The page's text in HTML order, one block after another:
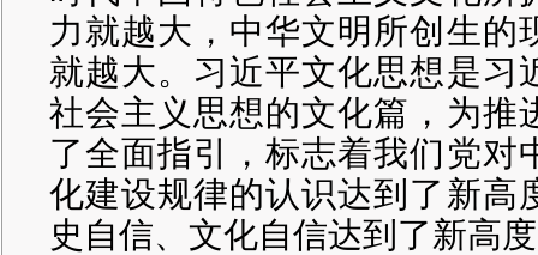
力就越大，中华文明所创生的
就越大。习近平文化思想是习
社会主义思想的文化篇，为推
了全面指引，标志着我们党对
化建设规律的认识达到了新高
史自信、文化自信达到了新高